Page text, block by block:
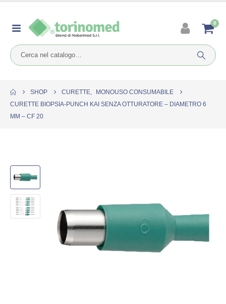
0
SHOP CURETTE,
MONOUSO CONSUMABILE
CURETTE BIOPSIA-PUNCH KAI SENZA OTTURATORE – DIAMETRO 6
MM – CF 20